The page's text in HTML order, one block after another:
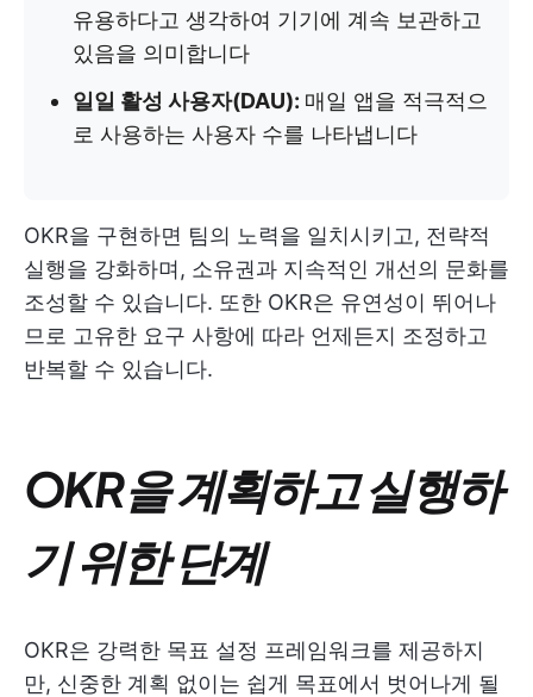
유용하다고 생각하여 기기에 계속 보관하고
있음을 의미합니다
일일 활성 사용자(DAU): 매일 앱을 적극적으
로 사용하는 사용자 수를 나타냅니다
OKR을 구현하면 팀의 노력을 일치시키고, 전략적
실행을 강화하며, 소유권과 지속적인 개선의 문화를
조성할 수 있습니다. 또한 OKR은 유연성이 뛰어나
므로 고유한 요구 사항에 따라 언제든지 조정하고
반복할 수 있습니다.
OKR을 계획하고 실행하
기 위한 단계
OKR은 강력한 목표 설정 프레임워크를 제공하지
만, 신중한 계획 없이는 쉽게 목표에서 벗어나게 될